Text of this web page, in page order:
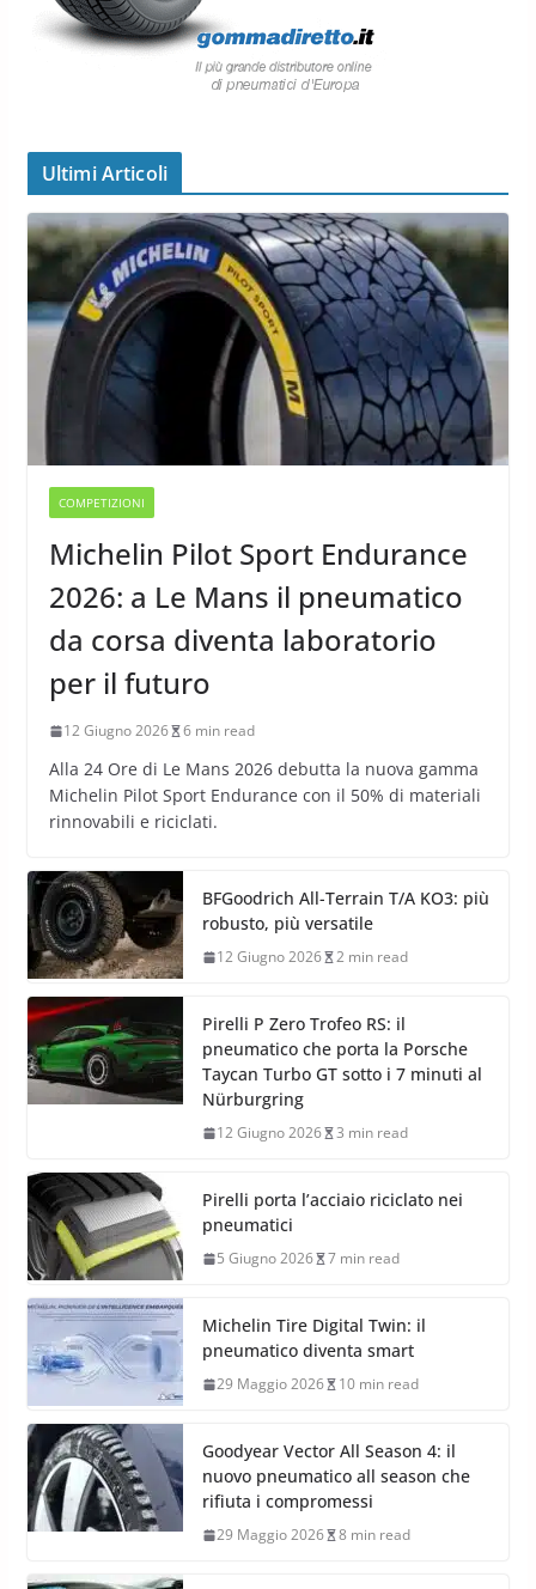
Ultimi Articoli
COMPETIZIONI
Michelin Pilot Sport Endurance
2026: a Le Mans il pneumatico
da corsa diventa laboratorio
per il futuro
12 Giugno 2026 6 min read
Alla 24 Ore di Le Mans 2026 debutta la nuova gamma
Michelin Pilot Sport Endurance con il 50% di materiali
rinnovabili e riciclati.
BFGoodrich All-Terrain T/A KO3: più
robusto, più versatile
12 Giugno 2026 2 min read
Pirelli P Zero Trofeo RS: il
pneumatico che porta la Porsche
Taycan Turbo GT sotto i 7 minuti al
Nürburgring
12 Giugno 2026 3 min read
Pirelli porta l’acciaio riciclato nei
pneumatici
5 Giugno 2026 7 min read
Michelin Tire Digital Twin: il
pneumatico diventa smart
29 Maggio 2026 10 min read
Goodyear Vector All Season 4: il
nuovo pneumatico all season che
rifiuta i compromessi
29 Maggio 2026 8 min read